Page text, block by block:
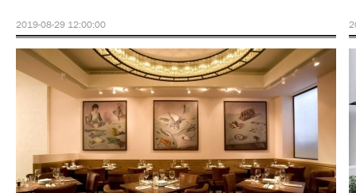
2019-08-29 12:00:00